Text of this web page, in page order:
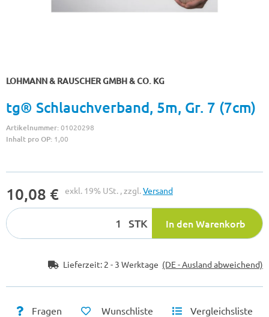
LOHMANN & RAUSCHER GMBH & CO. KG
tg® Schlauchverband, 5m, Gr. 7 (7cm)
Artikelnummer:01020298
Inhalt pro OP: 1,00
10,08 € exkl. 19% USt. , zzgl.Versand
STK In den Warenkorb
Lieferzeit: 2 - 3 Werktage (DE - Ausland abweichend)
Fragen Wunschliste Vergleichsliste